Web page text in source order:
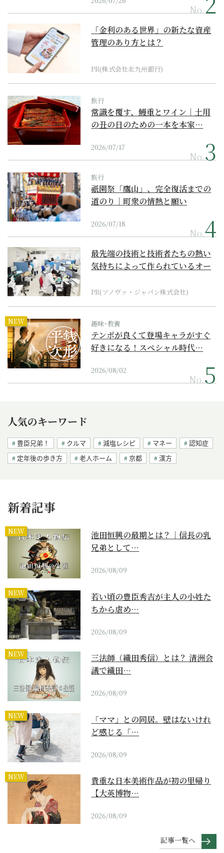
No.
「金利のある世界」の新たな資産
管理のあり方とは？
PR(株式会社北九州銀行)
旅行
常識を覆す、鰻重とワイン｜土用
の丑の日のための一本を本家…
2026/07/17
No.
旅行
祇園祭「鷹山」、完全復活までの
道のり｜町衆の情熱と願い
2026/07/18
No.
最先端の技術と技術者たちの熱い
気持ちによって作られているオー
PR(ソノヴァ・ジャパン株式会社)
NEW 趣味･教養
テンポが良くて登場キャラがすぐ
好きになる！スペシャル時代…
2026/08/02
No.
人気のキーワード
豊臣兄弟！ クルマ 減塩レシピ マネー
認知症
定年後の歩き方
老人ホーム 京都 漢方
新着記事
NEW
池田恒興の最期とは？｜信長の乳
兄弟として…
2026/08/09
NEW
若い頃の豊臣秀吉が主人の小姓た
ちから虐め…
2026/08/09
NEW
三法師（織田秀信）とは？ 清洲会
議で織田…
2026/08/09
NEW
「ママ」との同居。壁はないけれ
ど感じる「…
2026/08/09
NEW
貴重な日本美術作品が初の里帰り
【大英博物…
2026/08/09
記事一覧へ